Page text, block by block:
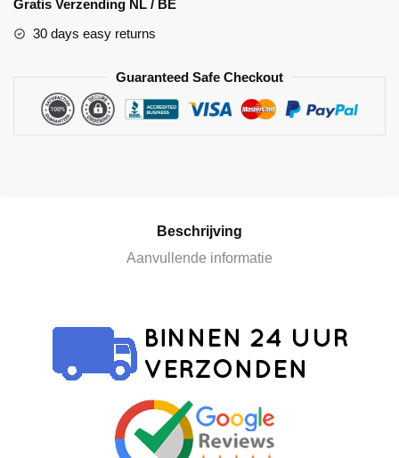
e
Gratis Verzending NL / BE
30 days easy returns
Guaranteed Safe Checkout
Beschrijving
Aanvullende informatie